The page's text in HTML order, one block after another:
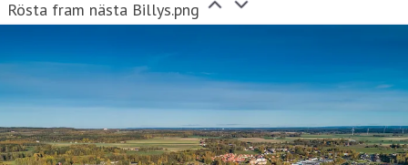
Rösta fram nästa Billys.png